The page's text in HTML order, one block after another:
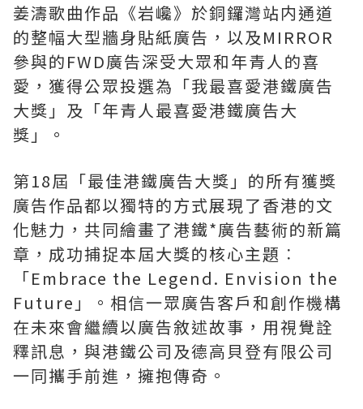
姜濤歌曲作品《岩巉》於銅鑼灣站内通道
的整幅大型牆身貼紙廣告，以及MIRROR
參與的FWD廣告深受大眾和年青人的喜
愛，獲得公眾投選為「我最喜愛港鐵廣告
大獎」及「年青人最喜愛港鐵廣告大
獎」。
第18屆「最佳港鐵廣告大獎」的所有獲獎
廣告作品都以獨特的方式展現了香港的文
化魅力，共同繪畫了港鐵*廣告藝術的新篇
章，成功捕捉本屆大獎的核心主題︰
「Embrace the Legend. Envision the
Future」。相信一眾廣告客戶和創作機構
在未來會繼續以廣告敘述故事，用視覺詮
釋訊息，與港鐵公司及德高貝登有限公司
一同攜手前進，擁抱傳奇。